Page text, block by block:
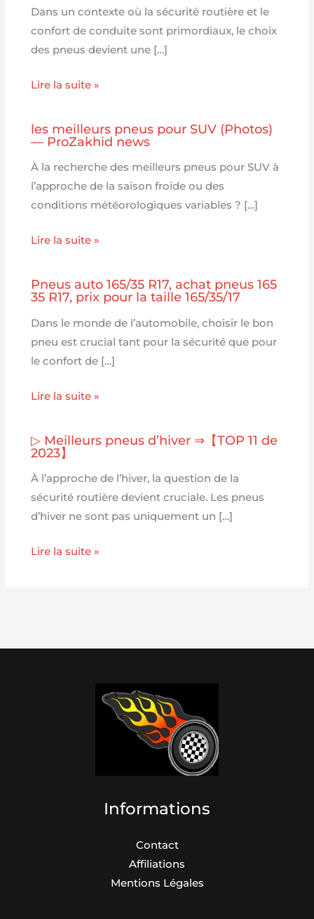
Dans un contexte où la sécurité routière et le
confort de conduite sont primordiaux, le choix
des pneus devient une […]
Lire la suite »
les meilleurs pneus pour SUV (Photos)
— ProZakhid news
À la recherche des meilleurs pneus pour SUV à
l’approche de la saison froide ou des
conditions météorologiques variables ? […]
Lire la suite »
Pneus auto 165/35 R17, achat pneus 165
35 R17, prix pour la taille 165/35/17
Dans le monde de l’automobile, choisir le bon
pneu est crucial tant pour la sécurité que pour
le confort de […]
Lire la suite »
▷ Meilleurs pneus d’hiver ⇒【TOP 11 de
2023】
À l’approche de l’hiver, la question de la
sécurité routière devient cruciale. Les pneus
d’hiver ne sont pas uniquement un […]
Lire la suite »
Informations
Contact
Affiliations
Mentions Légales